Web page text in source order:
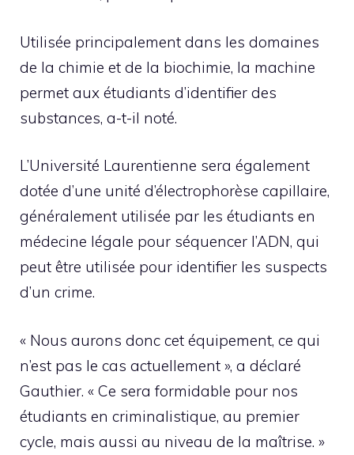
Utilisée principalement dans les domaines
de la chimie et de la biochimie, la machine
permet aux étudiants d’identifier des
substances, a-t-il noté.
L’Université Laurentienne sera également
dotée d’une unité d’électrophorèse capillaire,
généralement utilisée par les étudiants en
médecine légale pour séquencer l’ADN, qui
peut être utilisée pour identifier les suspects
d’un crime.
« Nous aurons donc cet équipement, ce qui
n’est pas le cas actuellement », a déclaré
Gauthier. « Ce sera formidable pour nos
étudiants en criminalistique, au premier
cycle, mais aussi au niveau de la maîtrise. »